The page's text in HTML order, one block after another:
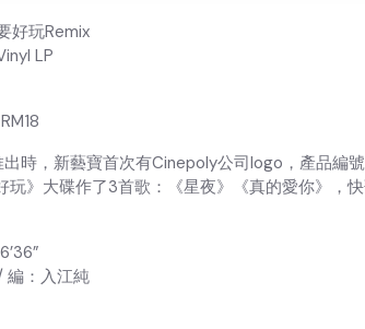
好玩Remix
LP
出時，新藝寶首次有Cinepoly公司logo，產品
》大碟作了3首歌：《星夜》《真的愛你》，
編：入江純